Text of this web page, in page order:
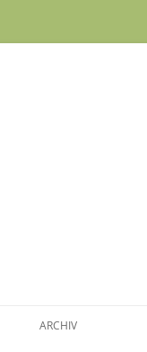
ARCHIV